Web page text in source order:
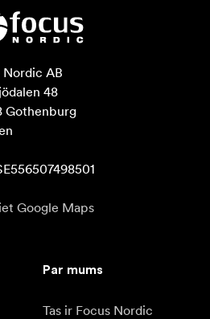
Nordic AB
48
Gothenburg
Google Maps
Par mums
Tas ir Focus Nordic